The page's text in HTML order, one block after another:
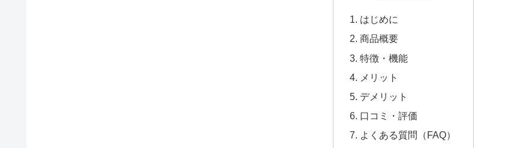
はじめに
商品概要
特徴・機能
メリット
デメリット
口コミ・評価
よくある質問（FAQ）